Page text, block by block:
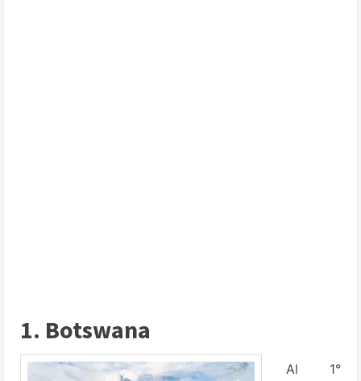
1. Botswana
Al 1°